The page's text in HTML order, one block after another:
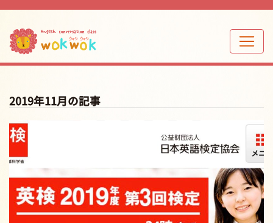
2019年11月の記事